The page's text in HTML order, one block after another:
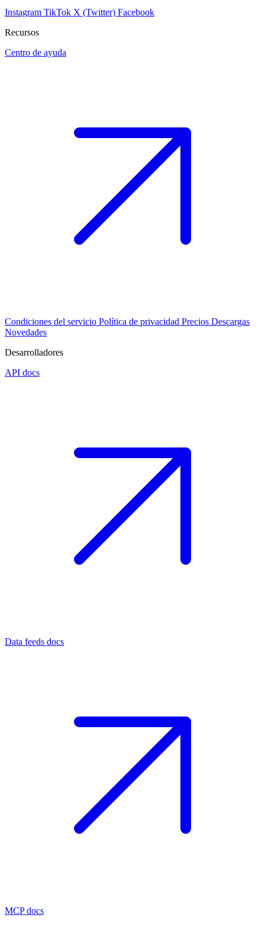
Instagram TikTok X (Twitter) Facebook
Recursos
Centro de ayuda
Condiciones del servicio Política de privacidad Precios Descargas
Novedades
Desarrolladores
API docs
Data feeds docs
MCP docs